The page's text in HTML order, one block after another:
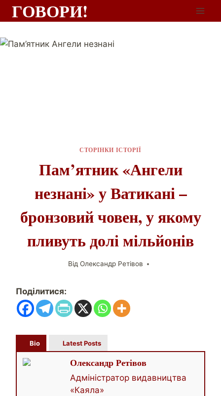
ГОВОРИ!
СТОРІНКИ ІСТОРІЇ
Пам’ятник «Ангели
незнані» у Ватикані –
бронзовий човен, у якому
пливуть долі мільйонів
Від Олександр Ретівов
Поділитися:
Bio Latest Posts
Олександр Ретівов
Адміністратор видавництва
«Каяла»